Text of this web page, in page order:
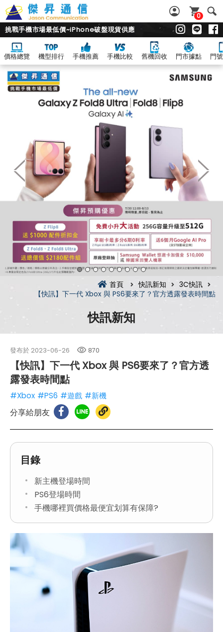
0
挑戰手機市場最低價~iPhone破盤現貨供應
價格總覽 機型排行 手機推薦 手機比較 舊機回收 門市據點 門
首頁 快訊新知
3C快訊
【快訊】下一代 Xbox 與 PS6要來了？官方透露發表時間點
快訊新知
發布於 2023-06-26 870
【快訊】下一代 Xbox 與 PS6要來了？官方透
露發表時間點
#Xbox #PS6 #遊戲 #新機
分享給朋友
目錄
新主機登場時間
PS6登場時間
手機哪裡買價格最便宜划算有保障?